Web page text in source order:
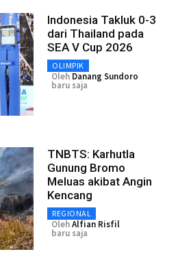
Indonesia Takluk 0-3
dari Thailand pada
SEA V Cup 2026
OLIMPIK
Oleh Danang Sundoro
baru saja
TNBTS: Karhutla
Gunung Bromo
Meluas akibat Angin
Kencang
REGIONAL
OlehAlfian Risfil
baru saja